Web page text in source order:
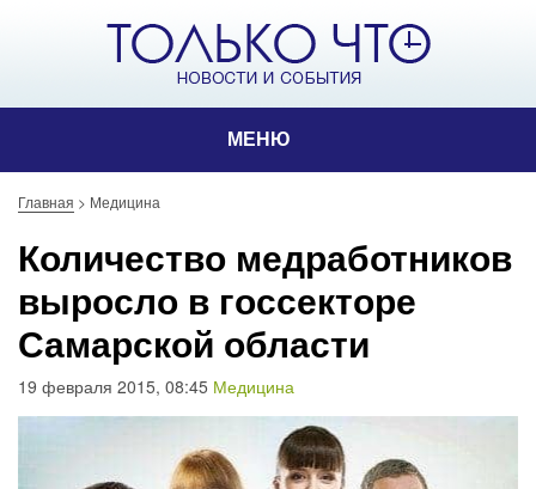
МЕНЮ
Главная > Медицина
Количество медработников
выросло в госсекторе
Самарской области
19 февраля 2015, 08:45 Медицина